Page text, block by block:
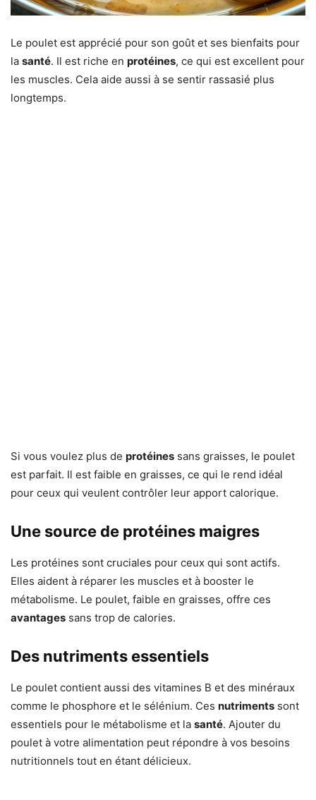
Le poulet est apprécié pour son goût et ses bienfaits pour
la santé. Il est riche en protéines, ce qui est excellent pour
les muscles. Cela aide aussi à se sentir rassasié plus
longtemps.
Si vous voulez plus de protéines sans graisses, le poulet
est parfait. Il est faible en graisses, ce qui le rend idéal
pour ceux qui veulent contrôler leur apport calorique.
Une source de protéines maigres
Les protéines sont cruciales pour ceux qui sont actifs.
Elles aident à réparer les muscles et à booster le
métabolisme. Le poulet, faible en graisses, offre ces
avantages sans trop de calories.
Des nutriments essentiels
Le poulet contient aussi des vitamines B et des minéraux
comme le phosphore et le sélénium. Ces nutriments sont
essentiels pour le métabolisme et la santé. Ajouter du
poulet à votre alimentation peut répondre à vos besoins
nutritionnels tout en étant délicieux.